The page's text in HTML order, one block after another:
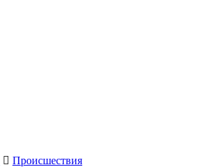
Происшествия